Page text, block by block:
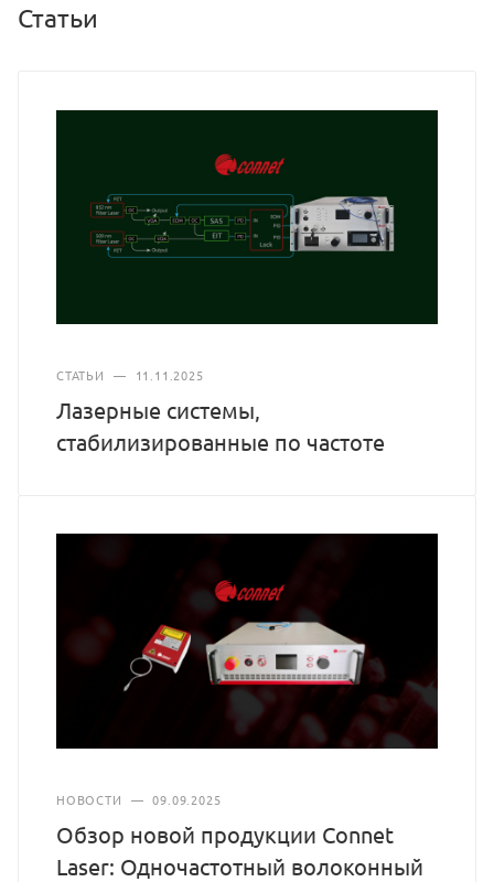
Статьи
СТАТЬИ — 11.11.2025
Лазерные системы,
стабилизированные по частоте
НОВОСТИ — 09.09.2025
Обзор новой продукции Connet
Laser: Одночастотный волоконный